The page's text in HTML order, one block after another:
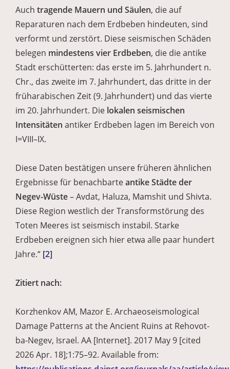
Auch tragende Mauern und Säulen, die auf
Reparaturen nach dem Erdbeben hindeuten, sind
verformt und zerstört. Diese seismischen Schäden
belegen mindestens vier Erdbeben, die die antike
Stadt erschütterten: das erste im 5. Jahrhundert n.
Chr., das zweite im 7. Jahrhundert, das dritte in der
früharabischen Zeit (9. Jahrhundert) und das vierte
im 20. Jahrhundert. Die lokalen seismischen
Intensitäten antiker Erdbeben lagen im Bereich von
I=VIII–IX.
Diese Daten bestätigen unsere früheren ähnlichen
Ergebnisse für benachbarteantike Städte der
Negev-Wüste– Avdat, Haluza, Mamshit und Shivta.
Diese Region westlich der Transformstörung des
Toten Meeres ist seismisch instabil. Starke
Erdbeben ereignen sich hier etwa alle paar hundert
Jahre.“ [2]
Zitiert nach:
Korzhenkov AM, Mazor E. Archaeoseismological
Damage Patterns at the Ancient Ruins at Rehovot-
ba-Negev, Israel. AA [Internet]. 2017 May 9 [cited
2026 Apr. 18];1:75–92. Available from: